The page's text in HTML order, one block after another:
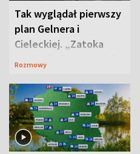
Tak wyglądał pierwszy
plan Gelnera i
Cieleckiej. „Zatoka
szpiegów” od razu ich
Rozmowy